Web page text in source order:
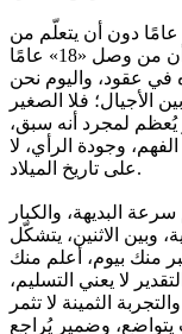
الحياتية أثبتت أن من عاش «60» عامًا دون أن يتعلّم من
خطأ، كان كمن دار في حلقة لا مخرج منها، وأن من وصل «18» عامًا
في عقود، واليوم نحن
الأجيال؛ فلا الصغير
يُعظم لمجرد أنه سبق،
وجودة الرأي، لا
على تاريخ الميلاد.
البديهة، والكبار
وبين الاثنين، يتشكّل
منك بيوم، أعلم منك
لا يعني التسليم،
الثمينة لا تثمر